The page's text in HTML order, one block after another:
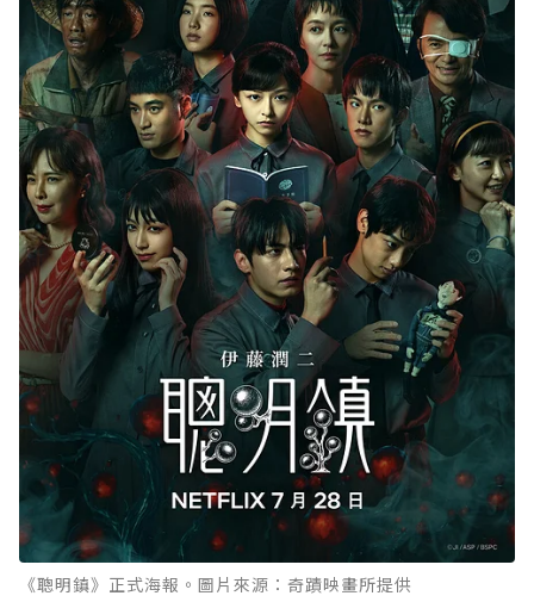
《聰明鎮》正式海報。圖片來源：奇蹟映畫所提供